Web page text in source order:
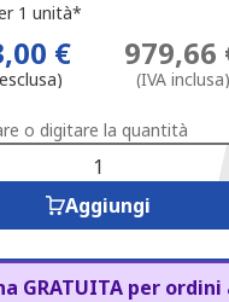
1 unità*
€ 979,66
(IVA inclusa)
o digitare la quantità
Aggiungi
GRATUITA per ordini